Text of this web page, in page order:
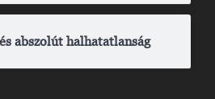
abszolút halhatatlanság